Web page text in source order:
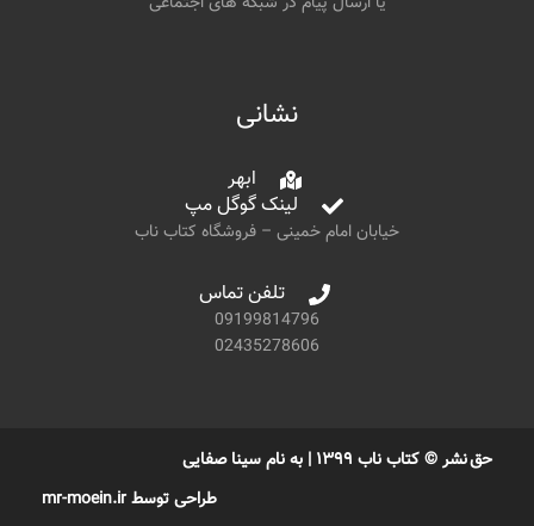
نشانی
ابهر
لینک گوگل مپ
خیابان امام خمینی – فروشگاه کتاب ناب
تلفن تماس
09199814796
02435278606
حق نشر © کتاب ناب ۱۳۹۹ | به نام سینا صفایی
طراحی توسط mr-moein.ir